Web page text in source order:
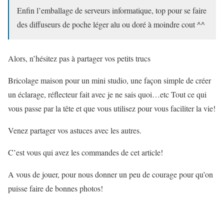
Enfin l’emballage de serveurs informatique, top pour se faire
des diffuseurs de poche léger alu ou doré à moindre cout ^^
Alors, n’hésitez pas à partager vos petits trucs
Bricolage maison pour un mini studio, une façon simple de créer
un éclarage, réflecteur fait avec je ne sais quoi…etc Tout ce qui
vous passe par la tête et que vous utilisez pour vous faciliter la vie!
Venez partager vos astuces avec les autres.
C’est vous qui avez les commandes de cet article!
A vous de jouer, pour nous donner un peu de courage pour qu’on
puisse faire de bonnes photos!